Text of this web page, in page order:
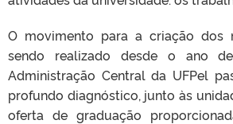
O movimento para a criação dos
sendo realizado desde o ano
Administração Central da UFPel
profundo diagnóstico, junto às
oferta de graduação